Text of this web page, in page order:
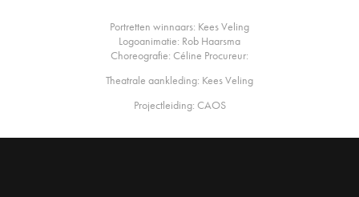
Portretten winnaars: Kees Veling
Logoanimatie: Rob Haarsma
Choreografie: Céline Procureur:
Theatrale aankleding: Kees Veling
Projectleiding: CAOS